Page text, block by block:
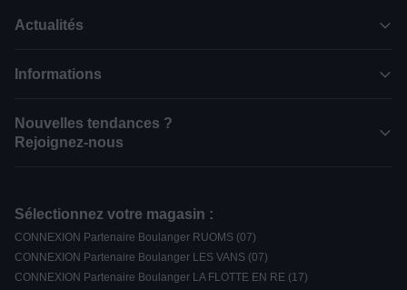
Actualités
Informations
Nouvelles tendances ?
Rejoignez-nous
Sélectionnez votre magasin :
CONNEXION Partenaire Boulanger RUOMS (07)
CONNEXION Partenaire Boulanger LES VANS (07)
CONNEXION Partenaire Boulanger LA FLOTTE EN RE (17)